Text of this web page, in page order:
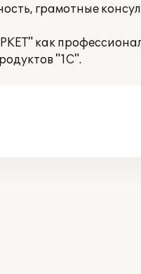
грамотные
как
"1С".